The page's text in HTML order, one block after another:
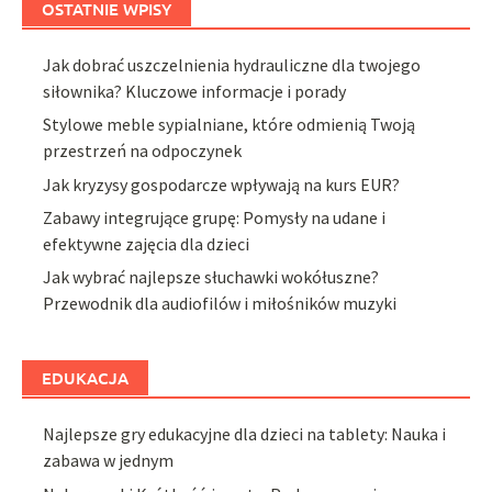
OSTATNIE WPISY
Jak dobrać uszczelnienia hydrauliczne dla twojego
siłownika? Kluczowe informacje i porady
Stylowe meble sypialniane, które odmienią Twoją
przestrzeń na odpoczynek
Jak kryzysy gospodarcze wpływają na kurs EUR?
Zabawy integrujące grupę: Pomysły na udane i
efektywne zajęcia dla dzieci
Jak wybrać najlepsze słuchawki wokółuszne?
Przewodnik dla audiofilów i miłośników muzyki
EDUKACJA
Najlepsze gry edukacyjne dla dzieci na tablety: Nauka i
zabawa w jednym